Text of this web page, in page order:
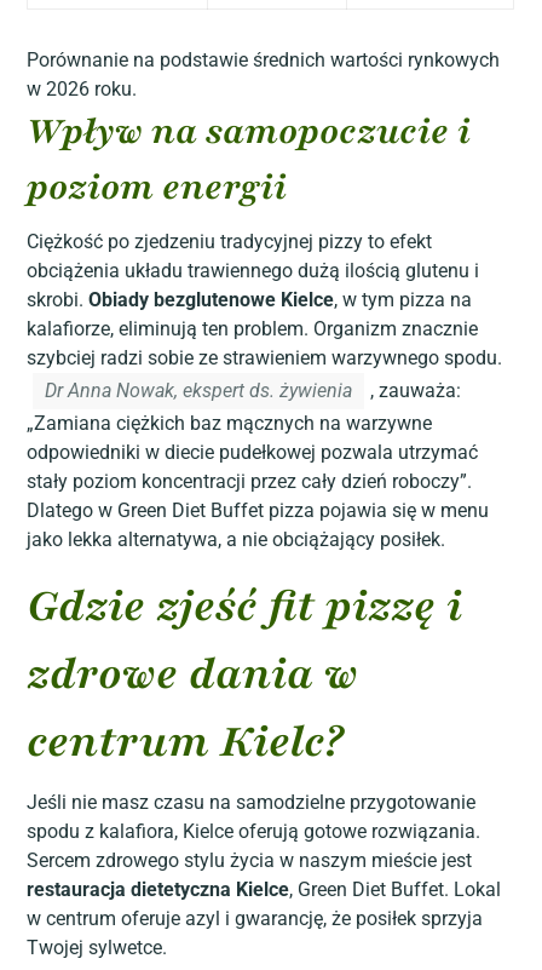
Porównanie na podstawie średnich wartości rynkowych
w 2026 roku.
Wpływ na samopoczucie i
poziom energii
Ciężkość po zjedzeniu tradycyjnej pizzy to efekt
obciążenia układu trawiennego dużą ilością glutenu i
skrobi.Obiady bezglutenowe Kielce, w tym pizza na
kalafiorze, eliminują ten problem. Organizm znacznie
szybciej radzi sobie ze strawieniem warzywnego spodu.
Dr Anna Nowak, ekspert ds. żywienia
, zauważa:
„Zamiana ciężkich baz mącznych na warzywne
odpowiedniki w diecie pudełkowej pozwala utrzymać
stały poziom koncentracji przez cały dzień roboczy”.
Dlatego w Green Diet Buffet pizza pojawia się w menu
jako lekka alternatywa, a nie obciążający posiłek.
Gdzie zjeść fit pizzę i
zdrowe dania w
centrum Kielc?
Jeśli nie masz czasu na samodzielne przygotowanie
spodu z kalafiora, Kielce oferują gotowe rozwiązania.
Sercem zdrowego stylu życia w naszym mieście jest
restauracja dietetyczna Kielce, Green Diet Buffet. Lokal
w centrum oferuje azyl i gwarancję, że posiłek sprzyja
Twojej sylwetce.